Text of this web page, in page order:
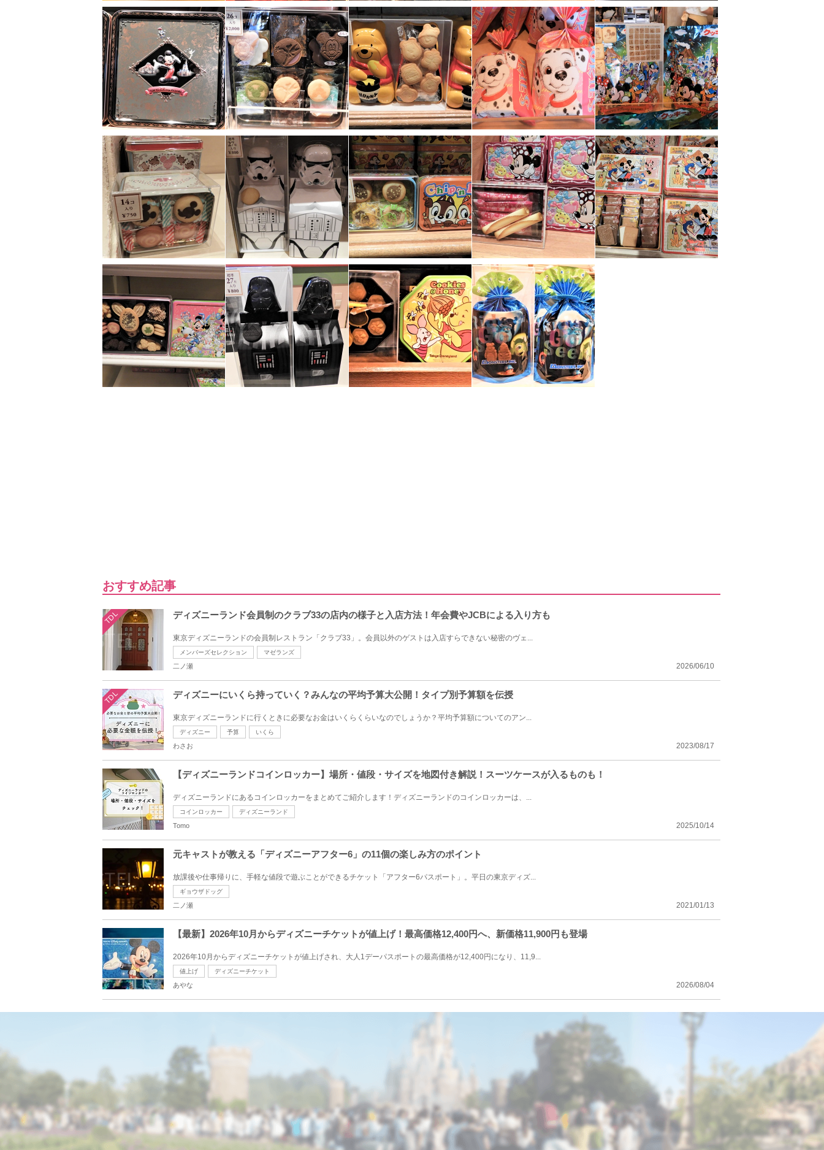
おすすめ記事
TDL ディズニーランド会員制のクラブ33の店内の様子と入店方法！年会費やJCBによる入り方も
東京ディズニーランドの会員制レストラン「クラブ33」。会員以外のゲストは入店すらできない秘密のヴェ...
メンバーズセレクション マゼランズ
2026/06/10
二ノ瀬
TDL ディズニーにいくら持っていく？みんなの平均予算大公開！タイプ別予算額を伝授
東京ディズニーランドに行くときに必要なお金はいくらくらいなのでしょうか？平均予算額についてのアン...
ディズニー 予算 いくら
2023/08/17
わさお
【ディズニーランドコインロッカー】場所・値段・サイズを地図付き解説！スーツケースが入るものも！
ディズニーランドにあるコインロッカーをまとめてご紹介します！ディズニーランドのコインロッカーは、...
コインロッカー ディズニーランド
2025/10/14
Tomo
元キャストが教える「ディズニーアフター6」の11個の楽しみ方のポイント
放課後や仕事帰りに、手軽な値段で遊ぶことができるチケット「アフター6パスポート」。平日の東京ディズ...
ギョウザドッグ
2021/01/13
二ノ瀬
【最新】2026年10月からディズニーチケットが値上げ！最高価格12,400円へ、新価格11,900円も登場
2026年10月からディズニーチケットが値上げされ、大人1デーパスポートの最高価格が12,400円になり、11,9...
値上げ ディズニーチケット
2026/08/04
あやな